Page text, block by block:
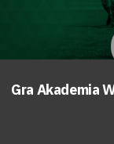
Gra Akademia